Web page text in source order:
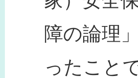
障の論理
ったこと